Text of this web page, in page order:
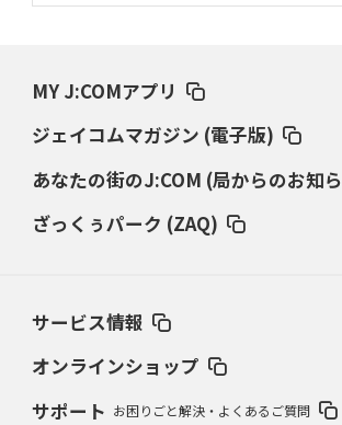
MY J:COMアプリ
ジェイコムマガジン (電子版)
あなたの街のJ:COM (局からのお知
ざっくぅパーク (ZAQ)
サービス情報
オンラインショップ
サポート お困りごと解決・よくあるご質問